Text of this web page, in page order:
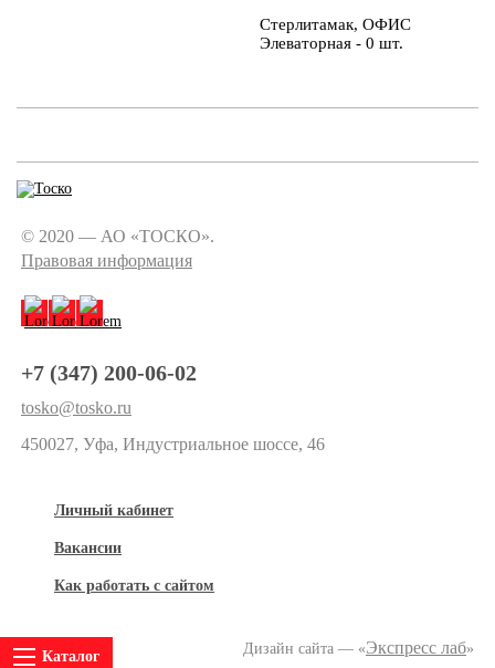
Стерлитамак, ОФИС
Элеваторная - 0 шт.
© 2020 — АО «ТОСКО».
Правовая информация
+7 (347) 200-06-02
tosko@tosko.ru
450027, Уфа, Индустриальное шоссе, 46
Личный кабинет
Вакансии
Как работать с сайтом
Дизайн сайта — «Экспресс лаб»
Каталог